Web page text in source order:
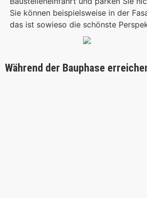
Sie können beispielsweise in der
das ist sowieso die schönste
Während der Bauphase